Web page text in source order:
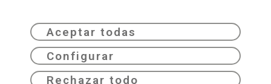
Dribia© 2026
Política de privacidad
Configurar
Rechazar todo
Aceptar todas